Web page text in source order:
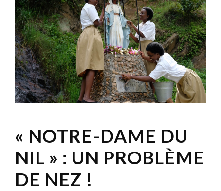
« NOTRE-DAME DU
NIL » : UN PROBLÈME
DE NEZ !